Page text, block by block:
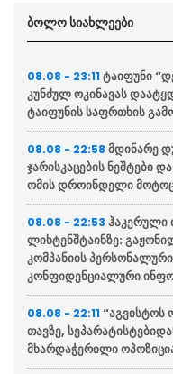
ბოლო სიახლეები
08.08 - 23:11 ტაიფუნი
კუნძულ ოკინავას
ტაიფუნის საფრთხის
08.08 - 22:58 მდინარე
ჯარისკაცების ნეშტები
ომის დროინდელი
08.08 - 22:53 ჰაკერული
ლიხტენშტაინზე:
კომპანიის
კონფიდენციალური
08.08 - 22:11 “აგვისტოს
თავზე,
მხარდაჭერილი